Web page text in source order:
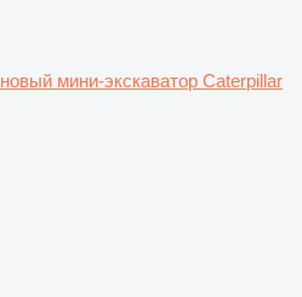
новый мини-экскаватор Caterpillar